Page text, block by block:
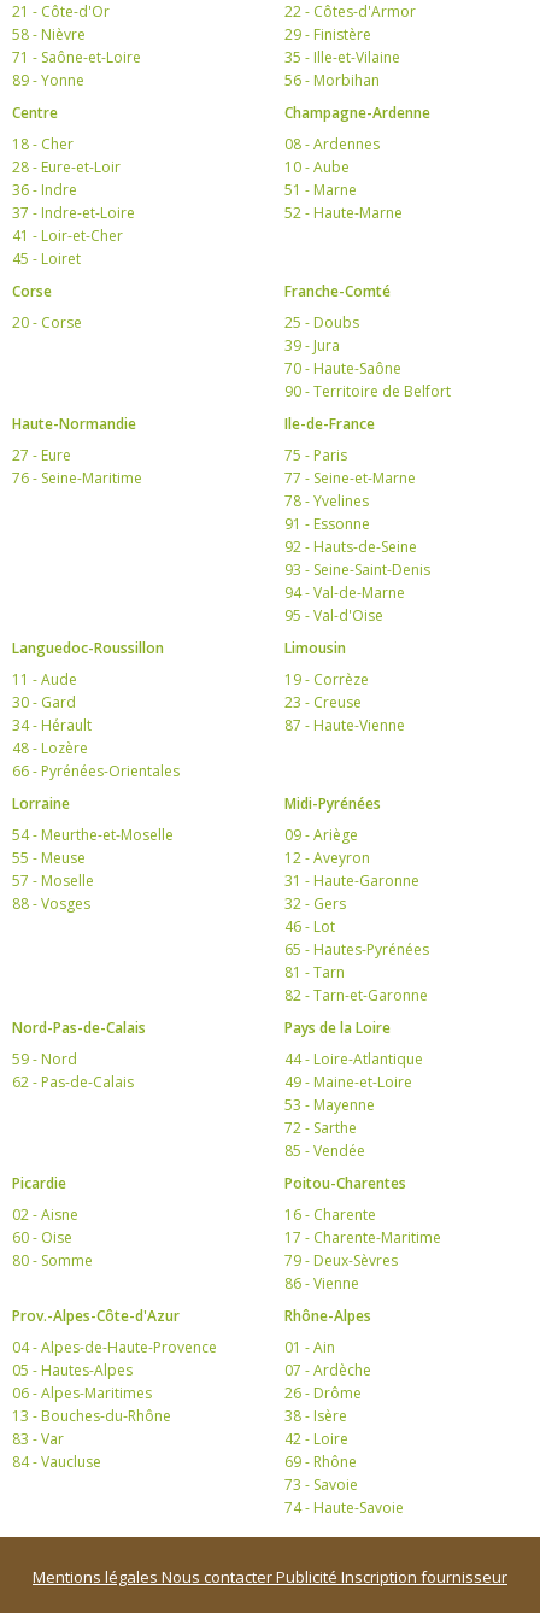
21 - Côte-d'Or
58 - Nièvre
71 - Saône-et-Loire
89 - Yonne
22 - Côtes-d'Armor
29 - Finistère
35 - Ille-et-Vilaine
56 - Morbihan
Centre
18 - Cher
28 - Eure-et-Loir
36 - Indre
37 - Indre-et-Loire
41 - Loir-et-Cher
45 - Loiret
Champagne-Ardenne
08 - Ardennes
10 - Aube
51 - Marne
52 - Haute-Marne
Corse
20 - Corse
Franche-Comté
25 - Doubs
39 - Jura
70 - Haute-Saône
90 - Territoire de Belfort
Haute-Normandie
27 - Eure
76 - Seine-Maritime
Ile-de-France
75 - Paris
77 - Seine-et-Marne
78 - Yvelines
91 - Essonne
92 - Hauts-de-Seine
93 - Seine-Saint-Denis
94 - Val-de-Marne
95 - Val-d'Oise
Languedoc-Roussillon
11 - Aude
30 - Gard
34 - Hérault
48 - Lozère
66 - Pyrénées-Orientales
Limousin
19 - Corrèze
23 - Creuse
87 - Haute-Vienne
Lorraine
54 - Meurthe-et-Moselle
55 - Meuse
57 - Moselle
88 - Vosges
Midi-Pyrénées
09 - Ariège
12 - Aveyron
31 - Haute-Garonne
32 - Gers
46 - Lot
65 - Hautes-Pyrénées
81 - Tarn
82 - Tarn-et-Garonne
Nord-Pas-de-Calais
59 - Nord
62 - Pas-de-Calais
Pays de la Loire
44 - Loire-Atlantique
49 - Maine-et-Loire
53 - Mayenne
72 - Sarthe
85 - Vendée
Picardie
02 - Aisne
60 - Oise
80 - Somme
Poitou-Charentes
16 - Charente
17 - Charente-Maritime
79 - Deux-Sèvres
86 - Vienne
Prov.-Alpes-Côte-d'Azur
04 - Alpes-de-Haute-Provence
05 - Hautes-Alpes
06 - Alpes-Maritimes
13 - Bouches-du-Rhône
83 - Var
84 - Vaucluse
Rhône-Alpes
01 - Ain
07 - Ardèche
26 - Drôme
38 - Isère
42 - Loire
69 - Rhône
73 - Savoie
74 - Haute-Savoie
Mentions légales Nous contacterPublicité Inscription fournisseur